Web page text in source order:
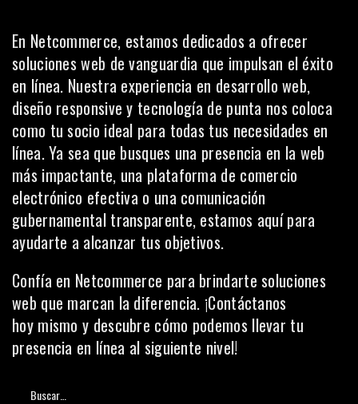
En Netcommerce, estamos dedicados a ofrecer
soluciones web de vanguardia que impulsan el éxito
en línea. Nuestra experiencia en desarrollo web,
diseño responsive y tecnología de punta nos coloca
como tu socio ideal para todas tus necesidades en
línea. Ya sea que busques una presencia en la web
más impactante, una plataforma de comercio
electrónico efectiva o una comunicación
gubernamental transparente, estamos aquí para
ayudarte a alcanzar tus objetivos.
Confía en Netcommerce para brindarte soluciones
web que marcan la diferencia. ¡Contáctanos
hoymismo y descubre cómo podemos llevar tu
presencia en línea al siguiente nivel!